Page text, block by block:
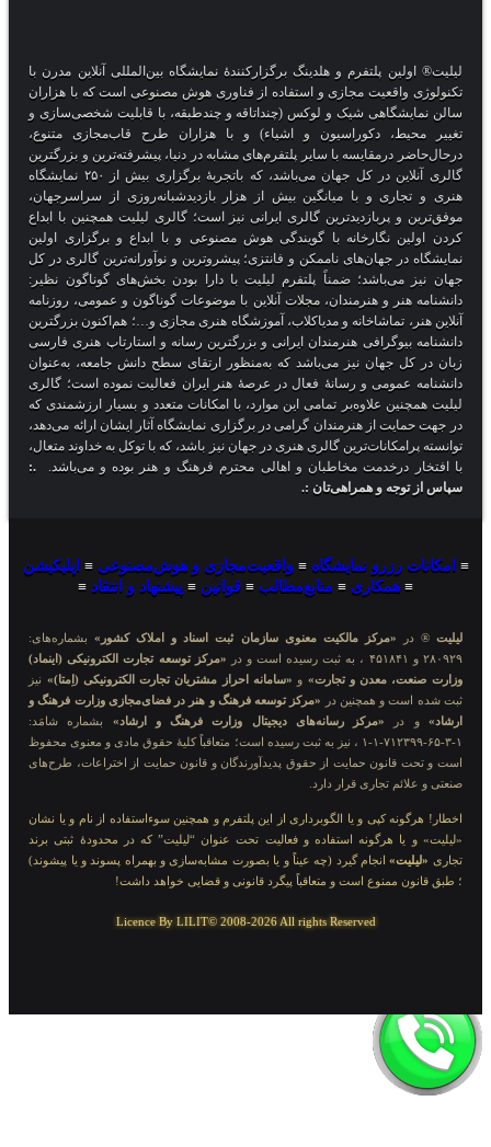
لیلیت® اولین پلتفرم و هلدینگ برگزارکنندهٔ نمایشگاه بین‌المللی آنلاین مدرن با
تکنولوژی واقعیت مجازی و استفاده از فناوری هوش مصنوعی است که با هزاران
سالن نمایشگاهی شیک و لوکس (چنداتاقه و چندطبقه، با قابلیت شخصی‌سازی و
تغییر محیط، دکوراسیون و اشیاء) و با هزاران طرح قاب‌مجازی متنوع،
درحال‌حاضر درمقایسه با سایر پلتفرم‌های مشابه در دنیا، پیشرفته‌ترین و بزرگترین
گالری آنلاین در کل جهان می‌باشد، که باتجربهٔ برگزاری بیش از ۲۵۰ نمایشگاه
هنری و تجاری و با میانگین بیش از هزار بازدیدشبانه‌روزی از سراسرجهان،
موفق‌ترین و پربازدیدترین گالری ایرانی نیز است؛ گالری لیلیت همچنین با ابداع
کردن اولین نگارخانه با گویندگی هوش مصنوعی و با ابداع و برگزاری اولین
نمایشگاه در جهان‌های ناممکن و فانتزی؛ پیشروترین و نوآورانه‌ترین گالری در کل
جهان نیز می‌باشد؛ ضمناً پلتفرم لیلیت با دارا بودن بخش‌های گوناگون نظیر:
دانشنامه هنر و هنرمندان، مجلات آنلاین با موضوعات گوناگون و عمومی، روزنامه
آنلاین هنر، تماشاخانه و مدیاکلاب، آموزشگاه هنری مجازی و…؛ هم‌اکنون بزرگترین
دانشنامه بیوگرافی هنرمندان ایرانی و بزرگترین رسانه و استارتاپ هنری فارسی
زبان در کل جهان نیز می‌باشد که به‌منظور ارتقای سطح دانش جامعه، به‌عنوان
دانشنامه عمومی و رسانهٔ فعال در عرصهٔ هنر ایران فعالیت نموده است؛ گالری
لیلیت همچنین علاوه‌بر تمامی این موارد، با امکانات متعدد و بسیار ارزشمندی که
در جهت حمایت از هنرمندان گرامی در برگزاری نمایشگاه آثار ایشان ارائه می‌دهد،
توانسته پرامکانات‌ترین گالری هنری در جهان نیز باشد، که با توکل به خداوند متعال،
با افتخار درخدمت مخاطبان و اهالی محترم فرهنگ و هنر بوده و می‌باشد. .:
سپاس از توجه و همراهی‌تان :.
≡ امکانات رزرو نمایشگاه ≡واقعیت‌مجازی و هوش‌مصنوعی ≡ اپلیکیشن
≡ همکاری ≡ منابع‌مطالب ≡ قوانین ≡ پیشنهاد و انتقاد ≡
لیلیت ® در «مرکز مالکیت معنوی سازمان ثبت اسناد و املاک کشور»بشماره‌های:
۲۸۰۹۲۹ و ۴۵۱۸۴۱ ، به ثبت رسیده است و در
«مرکز توسعه تجارت الکترونیکی (اینماد)
وزارت صنعت، معدن و تجارت» و «سامانه احراز مشتریان تجارت الکترونیکی (اِمتا)» نیز
ثبت شده است و همچنین در
«مرکز توسعه فرهنگ و هنر در فضای‌مجازی وزارت فرهنگ و
ارشاد» و در «مرکز رسانه‌های دیجیتال وزارت فرهنگ و ارشاد» بشماره شامَد:
۱-۳-۶۵-۷۱۲۳۹۹-۱-۱ ، نیز به ثبت رسیده است؛ متعاقباً کلیهٔ حقوق مادی و معنوی محفوظ
است و تحت قانون حمایت از حقوق پدیدآورندگان و قانون حمایت از اختراعات، طرح‌های
صنعتی و علائم تجاری قرار دارد.
اخطار! هرگونه کپی و یا الگوبرداری از این پلتفرم و همچنین سوءاستفاده از نام و یا نشان
«لیلیت» و یا هرگونه استفاده و فعالیت تحت عنوان “لیلیت” که در محدودهٔ ثبتی برند
تجاری «لیلیت»انجام گیرد (چه عیناً و یا بصورت مشابه‌سازی و بهمراه پسوند و یا پیشوند)
؛ طبق قانون ممنوع است و متعاقباً پیگرد قانونی و قضایی خواهد داشت!
Licence By LILIT© 2008-2026 All rights Reserved